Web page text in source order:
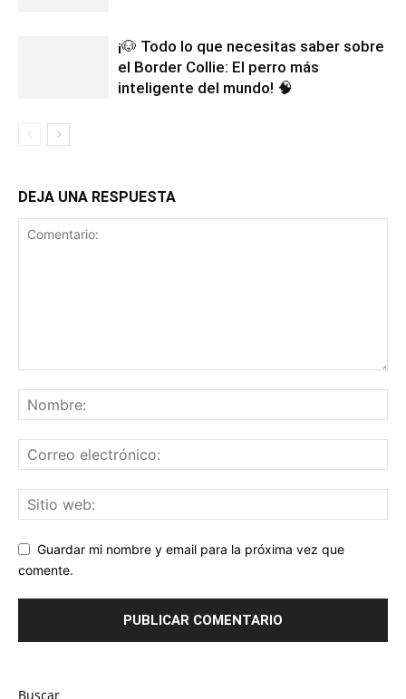
¡🐶 Todo lo que necesitas saber sobre
el Border Collie: El perro más
inteligente del mundo! 🧠
DEJA UNA RESPUESTA
Guardar mi nombre y email para la próxima vez que
comente.
Buscar